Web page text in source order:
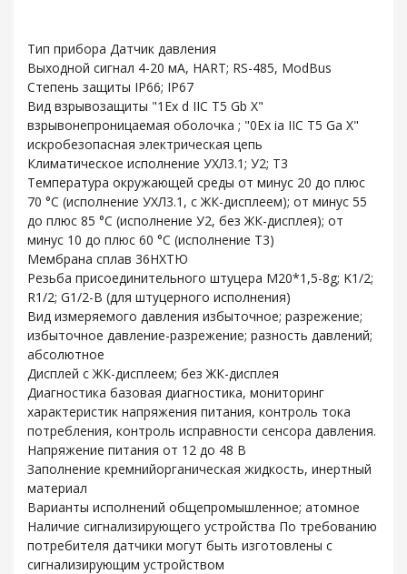
Тип прибора Датчик давления
Выходной сигнал 4-20 мА, HART; RS-485, ModBus
Степень защиты IP66; IP67
Вид взрывозащиты "1Eх d IIC T5 Gb Х"
взрывонепроницаемая оболочка ; "0Ех ia IIC Т5 Ga Х"
искробезопасная электрическая цепь
Климатическое исполнение УХЛ3.1; У2; Т3
Температура окружающей среды от минус 20 до плюс
70 °С (исполнение УХЛ3.1, с ЖК-дисплеем); от минус 55
до плюс 85 °С (исполнение У2, без ЖК-дисплея); от
минус 10 до плюс 60 °С (исполнение Т3)
Мембрана сплав 36НХТЮ
Резьба присоединительного штуцера М20*1,5-8g; K1/2;
R1/2; G1/2-B (для штуцерного исполнения)
Вид измеряемого давления избыточное; разрежение;
избыточное давление-разрежение; разность давлений;
абсолютное
Дисплей с ЖК-дисплеем; без ЖК-дисплея
Диагностика базовая диагностика, мониторинг
характеристик напряжения питания, контроль тока
потребления, контроль исправности сенсора давления.
Напряжение питания от 12 до 48 В
Заполнение кремнийорганическая жидкость, инертный
материал
Варианты исполнений общепромышленное; атомное
Наличие сигнализирующего устройства По требованию
потребителя датчики могут быть изготовлены с
сигнализирующим устройством